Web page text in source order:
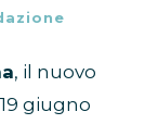
, il nuovo
giugno